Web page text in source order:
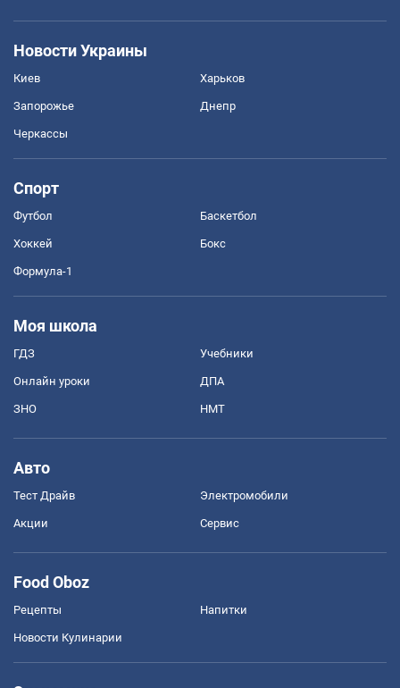
Новости Украины
Киев Харьков
Запорожье Днепр
Черкассы
Спорт
Футбол Баскетбол
Хоккей Бокс
Формула-1
Моя школа
ГДЗ Учебники
Онлайн уроки ДПА
ЗНО НМТ
Авто
Тест Драйв Электромобили
Акции Сервис
Food Oboz
Рецепты Напитки
Новости Кулинарии